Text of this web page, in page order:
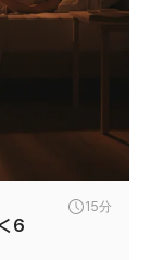
15分
6